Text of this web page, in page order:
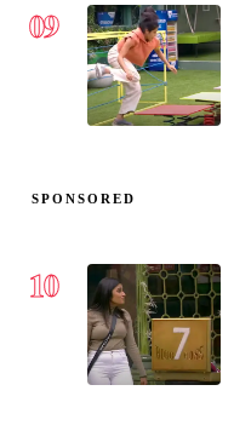
09
SPONSORED
10